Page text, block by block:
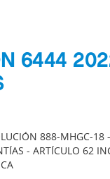
6444
888-MHGC-
- ARTÍCULO 62